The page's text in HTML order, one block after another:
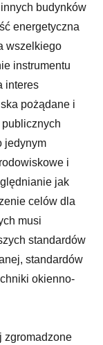
budynków
energetyczna
wszelkiego
instrumentu
interes
pożądane i
jedynym
i
jak
celów dla
musi
standardów
standardów
okienno-
zgromadzone